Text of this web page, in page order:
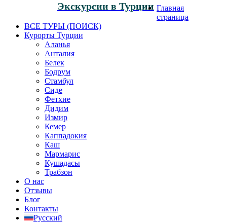
Экскурсии в Турции Главная
страница
ВСЕ ТУРЫ (ПОИСК)
Курорты Турции
Аланья
Анталия
Белек
Бодрум
Стамбул
Сиде
Фетхие
Дидим
Измир
Кемер
Каппадокия
Каш
Мармарис
Кушадасы
Трабзон
О нас
Отзывы
Блог
Контакты
Русский